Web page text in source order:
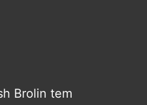
Brolin tem